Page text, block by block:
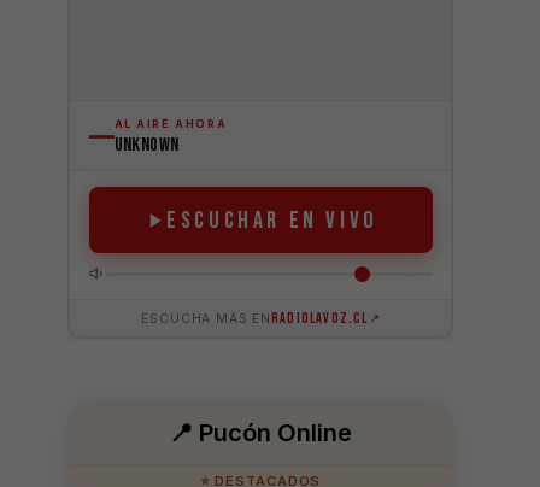
📍 Pucón Online
⭐ DESTACADOS